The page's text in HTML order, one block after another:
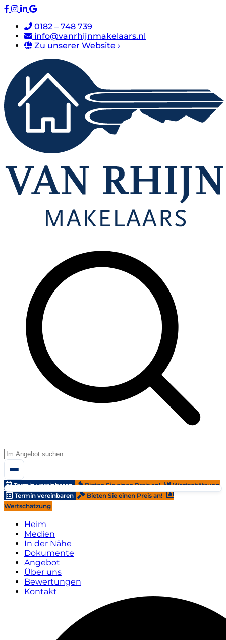
0182 – 748 739
info@vanrhijnmakelaars.nl
Zu unserer Website ›
Termin vereinbaren Bieten Sie einen Preis an!
Wertschätzung
Termin vereinbaren
Bieten Sie einen Preis an!
Wertschätzung
Heim
Medien
In der Nähe
Dokumente
Angebot
Über uns
Bewertungen
Kontakt